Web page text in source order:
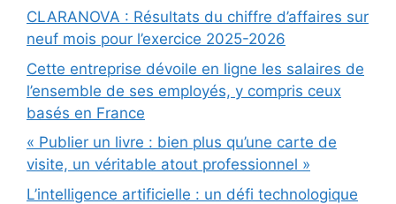
CLARANOVA : Résultats du chiffre d’affaires sur
neuf mois pour l’exercice 2025-2026
Cette entreprise dévoile en ligne les salaires de
l’ensemble de ses employés, y compris ceux
basés en France
« Publier un livre : bien plus qu’une carte de
visite, un véritable atout professionnel »
L’intelligence artificielle : un défi technologique